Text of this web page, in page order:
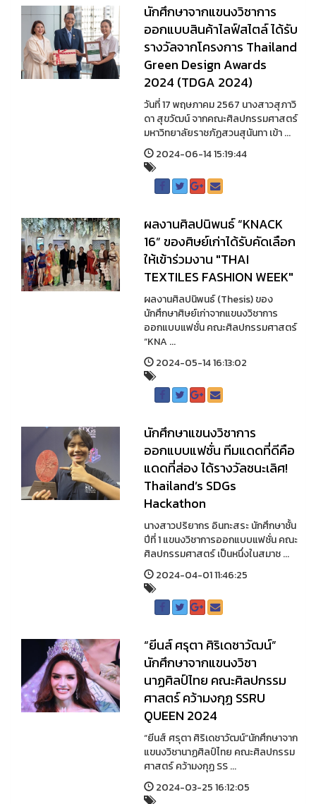
นักศึกษาจากแขนงวิชาการ
ออกแบบสินค้าไลฟ์สไตล์ ได้รับ
รางวัลจากโครงการ Thailand
Green Design Awards
2024 (TDGA 2024)
วันที่ 17 พฤษภาคม 2567 นางสาวสุภาวิ
ดา สุขวัฒน์ จากคณะศิลปกรรมศาสตร์
มหาวิทยาลัยราชภัฏสวนสุนันทา เข้า ...
2024-06-14 15:19:44
ผลงานศิลปนิพนธ์ “KNACK
16” ของศิษย์เก่าได้รับคัดเลือก
ให้เข้าร่วมงาน "THAI
TEXTILES FASHION WEEK"
ผลงานศิลปนิพนธ์ (Thesis) ของ
นักศึกษาศิษย์เก่าจากแขนงวิชาการ
ออกแบบแฟชั่น คณะศิลปกรรมศาสตร์
“KNA ...
2024-05-14 16:13:02
นักศึกษาแขนงวิชาการ
ออกแบบแฟชั่น ทีมแดดที่ดีคือ
แดดที่ส่อง ได้รางวัลชนะเลิศ!
Thailand’s SDGs
Hackathon
นางสาวปริยากร อินทะสระ นักศึกษาชั้น
ปีที่ 1 แขนงวิชาการออกแบบแฟชั่น คณะ
ศิลปกรรมศาสตร์ เป็นหนึ่งในสมาช ...
2024-04-01 11:46:25
“ยีนส์ ศรุตา ศิริเดชาวัฒน์”
นักศึกษาจากแขนงวิชา
นาฏศิลป์ไทย คณะศิลปกรรม
ศาสตร์ คว้ามงกุฏ SSRU
QUEEN 2024
“ยีนส์ ศรุตา ศิริเดชาวัฒน์”นักศึกษาจาก
แขนงวิชานาฏศิลป์ไทย คณะศิลปกรรม
ศาสตร์ คว้ามงกุฏ SS ...
2024-03-25 16:12:05